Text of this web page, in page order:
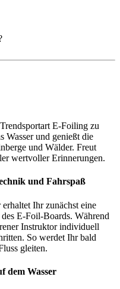
E-Foiling zu
Wasser und genießt die
und Wälder. Freut
wertvoller Erinnerungen.
und Fahrspaß
Ihr zunächst eine
E-Foil-Boards. Während
Instruktor individuell
So werdet Ihr bald
gleiten.
dem Wasser